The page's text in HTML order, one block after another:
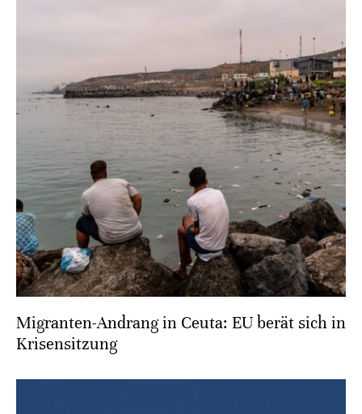
Migranten-Andrang in Ceuta: EU berät sich in
Krisensitzung